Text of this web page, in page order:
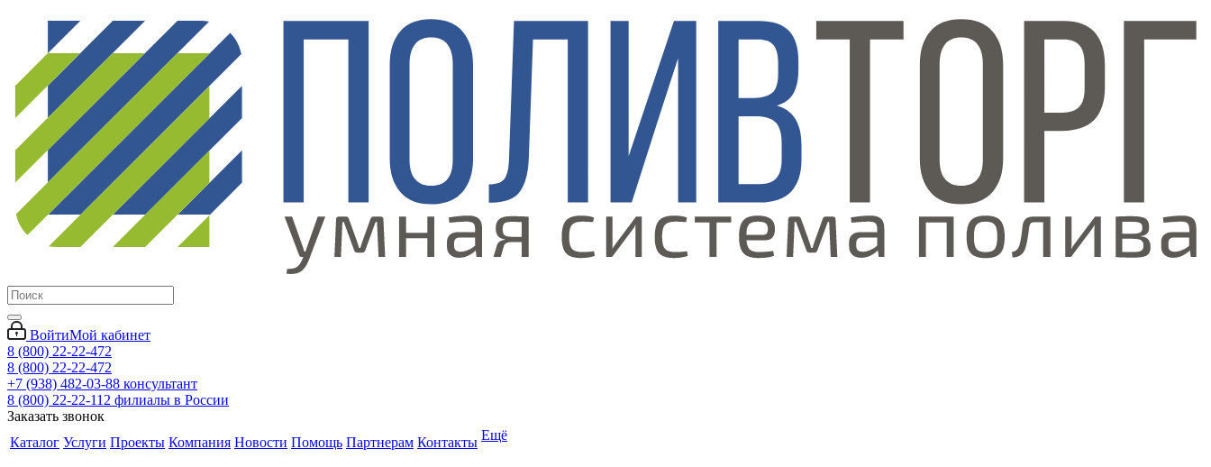
ВойтиМой кабинет
8 (800) 22-22-472
8 (800) 22-22-472
+7 (938) 482-03-88 консультант
8 (800) 22-22-112 филиалы в России
Заказать звонок
Каталог Услуги Проекты Компания Новости Помощь Партнерам Контакты Ещё